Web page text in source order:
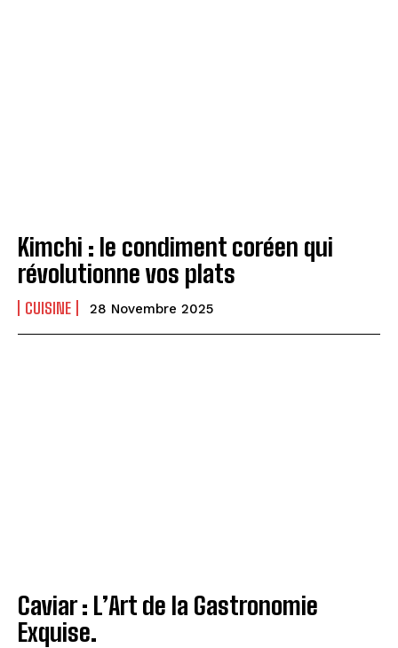
Kimchi : le condiment coréen qui
révolutionne vos plats
CUISINE 28 Novembre 2025
Caviar : L’Art de la Gastronomie
Exquise.